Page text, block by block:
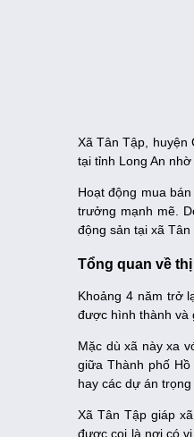
Xã Tân Tập, huyện
tại tỉnh Long An
Hoạt động mua
trưởng mạnh mẽ.
động sản tại xã Tân
Tổng quan về
Khoảng 4 năm trở
được hình thành và
Mặc dù xã này xa
giữa Thành phố
hay các dự án
Xã Tân Tập giáp
được coi là nơi có